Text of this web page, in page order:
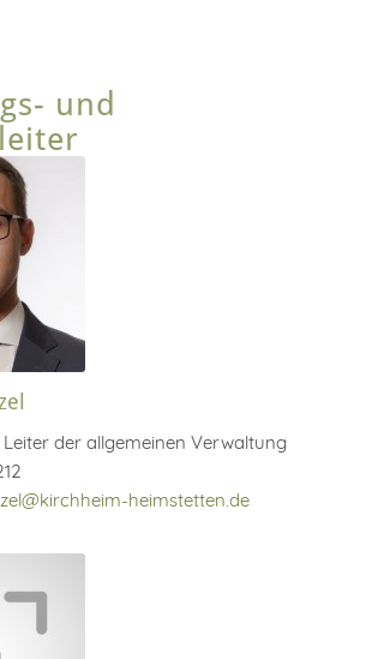
und
der allgemeinen Verwaltung
heimstetten.de